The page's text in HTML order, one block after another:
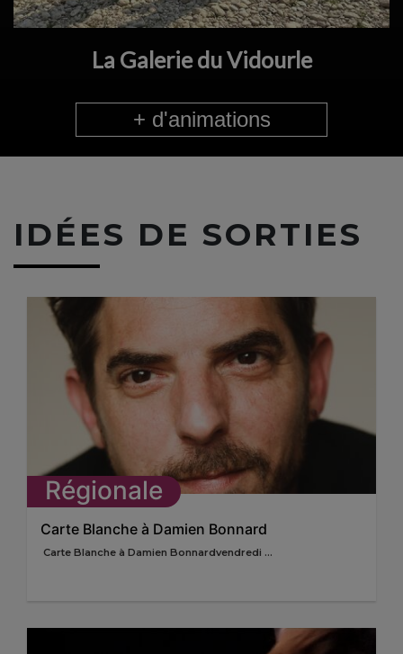
La Galerie du Vidourle
+ d'animations
IDÉES DE SORTIES
Régionale
Carte Blanche à Damien Bonnard
Carte Blanche à Damien Bonnardvendredi ...